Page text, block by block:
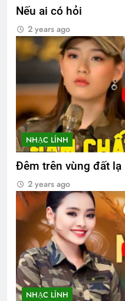
Nếu ai có hỏi
2 years ago
NHẠC LÍNH
Đêm trên vùng đất lạ
2 years ago
NHẠC LÍNH